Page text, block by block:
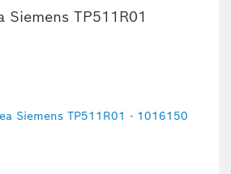
Siemens TP511R01